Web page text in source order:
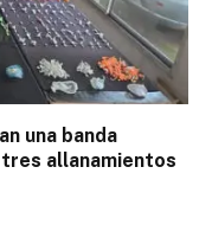
una banda
allanamientos